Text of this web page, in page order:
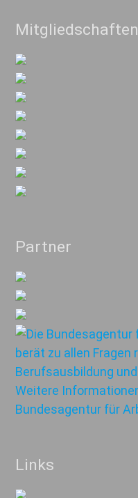
Mitgliedschaften
Partner
Links